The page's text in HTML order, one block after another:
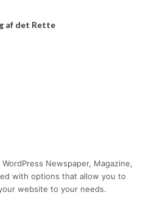
forskellige tilbud
til dine behov og hjælper
mål uden unødvendig
af det Rette
Newspaper, Magazine,
with options that allow you to
website to your needs.